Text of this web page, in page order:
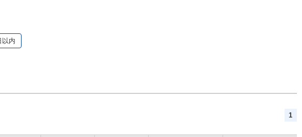
以内
1